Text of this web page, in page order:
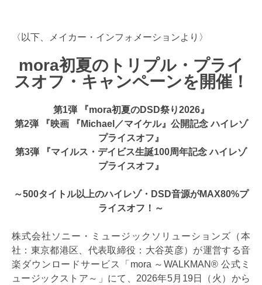
〈以下、メイカー・インフォメーションより〉
mora初夏のトリプル・プライ
スオフ・キャンペーンを開催！
第1弾 『mora初夏のDSD祭り2026』
第2弾 『映画 『Michael／マイケル』公開記念 ハイレゾ
プライスオフ』
第3弾 『マイルス・デイビス生誕100周年記念 ハイレゾ
プライスオフ』
～500タイトル以上のハイレゾ・DSD音源がMAX80%プ
ライスオフ！～
株式会社ソニー・ミュージックソリューションズ（本
社：東京都港区、代表取締役：大谷英彦）が運営する音
楽ダウンロードサービス「mora ～WALKMAN® 公式ミ
ュージックストア～」にて、2026年5月19日（火）から